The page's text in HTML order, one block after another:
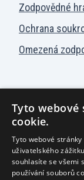
Zodpovědné
Ochrana
Omezená
Česky
Tyto webové
cookie.
Tyto webové
uživatelského
souhlasíte se všemi
používání souborů